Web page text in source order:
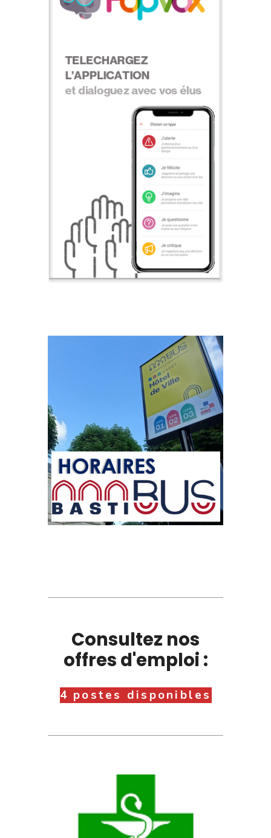
Consultez nos
offres d'emploi :
4 postes disponibles